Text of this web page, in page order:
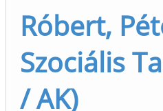
Róbert,
Szociális
/ AK)